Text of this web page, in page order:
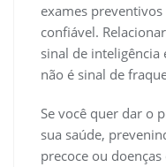
exames
confiável.
sinal de inteligência
não é sinal de
Se você quer dar o
sua saúde,
precoce ou